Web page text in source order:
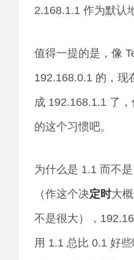
2.168.1.1 作为默认
值得一提的是，像
192.168.0.1 的，现
成 192.168.1.1 了
的这个习惯吧。
为什么是 1.1 而不
（作这个决定时大
不是很大），
用 1.1 总比 0.1 好